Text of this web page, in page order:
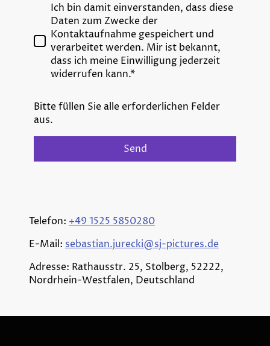
Ich bin damit einverstanden, dass diese
Daten zum Zwecke der
Kontaktaufnahme gespeichert und
verarbeitet werden. Mir ist bekannt,
dass ich meine Einwilligung jederzeit
widerrufen kann.*
Bitte füllen Sie alle erforderlichen Felder
aus.
Send
Telefon: +49 1525 5850280
E-Mail: sebastian.jurecki@sj-pictures.de
Adresse: Rathausstr. 25, Stolberg, 52222,
Nordrhein-Westfalen, Deutschland